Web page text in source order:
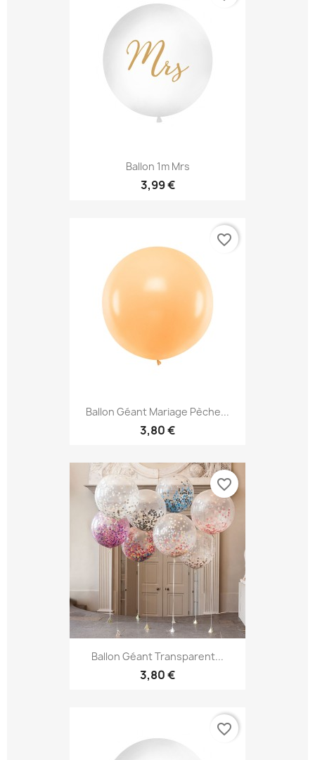
Ballon 1m Mrs
3,99 €
Ballon Géant Mariage Pèche...
3,80 €
favorite_border
Ballon Géant Transparent...
3,80 €
favorite_border
favorite_border